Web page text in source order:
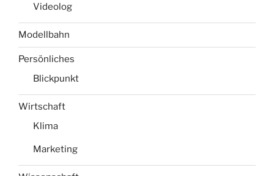
Videolog
Modellbahn
Persönliches
Blickpunkt
Wirtschaft
Klima
Marketing